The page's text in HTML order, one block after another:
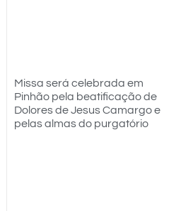
Missa será celebrada em
Pinhão pela beatificação de
Dolores de Jesus Camargo e
pelas almas do purgatório